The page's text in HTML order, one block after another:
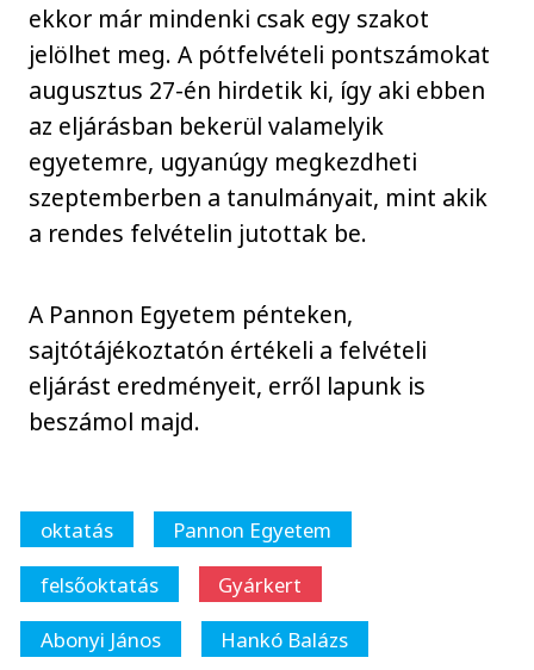
ekkor már mindenki csak egy szakot
jelölhet meg. A pótfelvételi pontszámokat
augusztus 27-én hirdetik ki, így aki ebben
az eljárásban bekerül valamelyik
egyetemre, ugyanúgy megkezdheti
szeptemberben a tanulmányait, mint akik
a rendes felvételin jutottak be.
A Pannon Egyetem pénteken,
sajtótájékoztatón értékeli a felvételi
eljárást eredményeit, erről lapunk is
beszámol majd.
oktatás
Pannon Egyetem
felsőoktatás
Gyárkert
Abonyi János
Hankó Balázs